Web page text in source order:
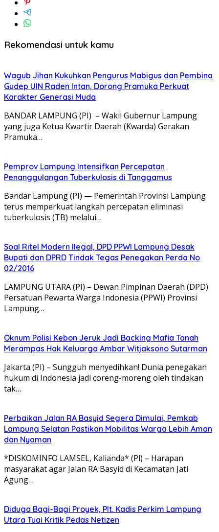
Rekomendasi untuk kamu
Wagub Jihan Kukuhkan Pengurus Mabigus dan Pembina
Gudep UIN Raden Intan, Dorong Pramuka Perkuat
Karakter Generasi Muda
BANDAR LAMPUNG (PI) – Wakil Gubernur Lampung
yang juga Ketua Kwartir Daerah (Kwarda) Gerakan
Pramuka…
Pemprov Lampung Intensifkan Percepatan
Penanggulangan Tuberkulosis di Tanggamus
Bandar Lampung (PI) — Pemerintah Provinsi Lampung
terus memperkuat langkah percepatan eliminasi
tuberkulosis (TB) melalui…
Soal Ritel Modern Ilegal, DPD PPWI Lampung Desak
Bupati dan DPRD Tindak Tegas Penegakan Perda No
02/2016
​LAMPUNG UTARA (PI) – Dewan Pimpinan Daerah (DPD)
Persatuan Pewarta Warga Indonesia (PPWI) Provinsi
Lampung…
Oknum Polisi Kebon Jeruk Jadi Backing Mafia Tanah
Merampas Hak Keluarga Ambar Witjaksono Sutarman
Jakarta (PI) – Sungguh menyedihkan! Dunia penegakan
hukum di Indonesia jadi coreng-moreng oleh tindakan
tak…
Perbaikan Jalan RA Basyid Segera Dimulai, Pemkab
Lampung Selatan Pastikan Mobilitas Warga Lebih Aman
dan Nyaman
*DISKOMINFO LAMSEL, Kalianda* (Pl) – Harapan
masyarakat agar Jalan RA Basyid di Kecamatan Jati
Agung…
Diduga Bagi-Bagi Proyek, Plt. Kadis Perkim Lampung
Utara Tuai Kritik Pedas Netizen